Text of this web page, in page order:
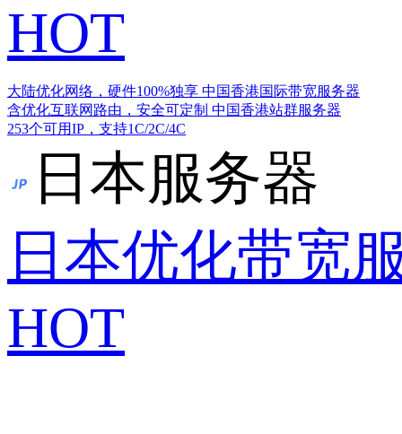
HOT
大陆优化网络，硬件100%独享 中国香港国际带宽服务器
含优化互联网路由，安全可定制 中国香港站群服务器
253个可用IP，支持1C/2C/4C
日本服务器
日本优化带宽
HOT